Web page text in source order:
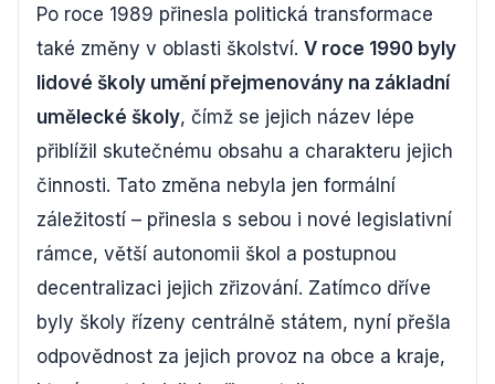
Po roce 1989 přinesla politická transformace
také změny v oblasti školství. V roce 1990 byly
lidové školy umění přejmenovány na základní
umělecké školy, čímž se jejich název lépe
přiblížil skutečnému obsahu a charakteru jejich
činnosti. Tato změna nebyla jen formální
záležitostí – přinesla s sebou i nové legislativní
rámce, větší autonomii škol a postupnou
decentralizaci jejich zřizování. Zatímco dříve
byly školy řízeny centrálně státem, nyní přešla
odpovědnost za jejich provoz na obce a kraje,